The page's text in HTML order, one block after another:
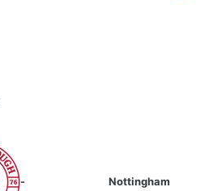
- Nottingham